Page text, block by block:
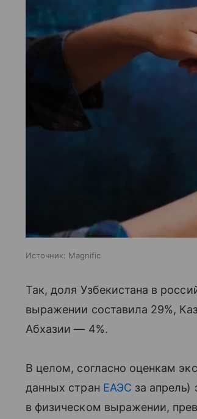
Источник: Magnific
Так, доля Узбекистана в
выражении составила 29%,
Абхазии — 4%.
В целом, согласно оценкам
данных стран ЕАЭС за апрель)
в физическом выражении,